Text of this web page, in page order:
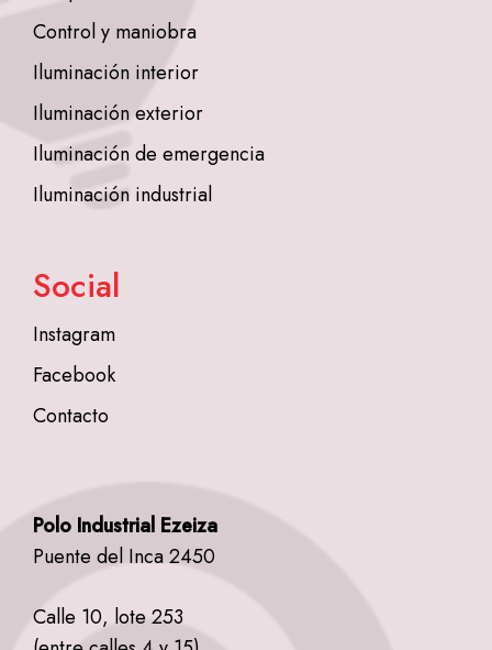
Control y maniobra
Iluminación interior
Iluminación exterior
Iluminación de emergencia
Iluminación industrial
Social
Instagram
Facebook
Contacto
Polo Industrial Ezeiza
Puente del Inca 2450
Calle 10, lote 253